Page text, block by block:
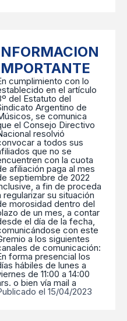
cumplimiento con lo
en el artículo
del Estatuto del
Argentino de
se comunica
el Consejo Directivo
resolvió
a todos sus
que no se
con la cuota
afiliación paga al mes
septiembre de 2022
a fin de proceda
regularizar su situación
morosidad dentro del
de un mes, a contar
el día de la fecha,
con este
a los siguientes
de comunicación:
forma presencial los
hábiles de lunes a
de 11:00 a 14:00
o bien vía mail a
el 15/04/2023